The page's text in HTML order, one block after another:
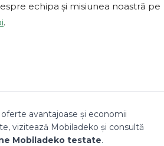
echipa și misiunea noastră pe
.
avantajoase și economii
vizitează Mobiladeko și consultă
Mobiladeko testate.